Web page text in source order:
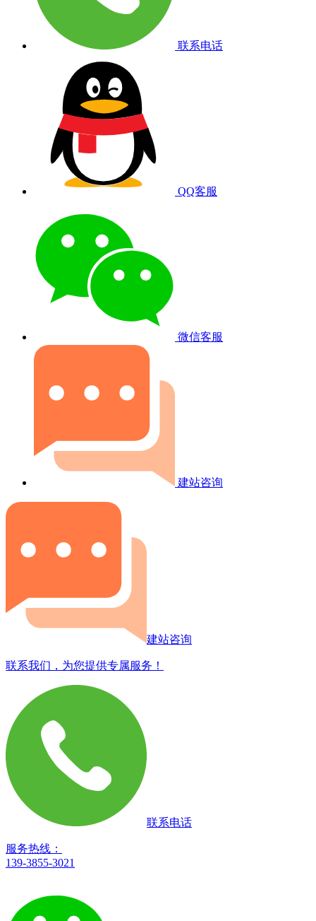
联系电话
QQ客服
微信客服
建站咨询
建站咨询
联系我们，为您提供专属服务！
联系电话
服务热线：
139-3855-3021